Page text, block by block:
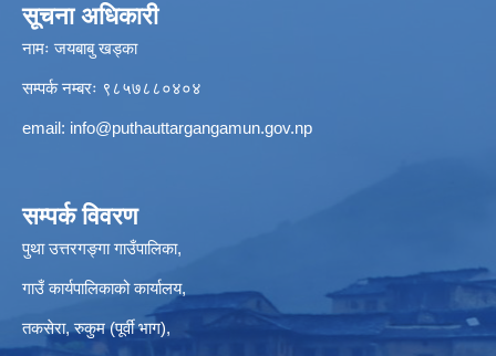
सूचना अधिकारी
नामः जयबाबु खड्का
सम्पर्क नम्बरः ९८५७८८०४०४
email: info@puthauttargangamun.gov.np
सम्पर्क विवरण
पुथा उत्तरगङ्गा गाउँपालिका,
गाउँ कार्यपालिकाको कार्यालय,
तकसेरा, रुकुम (पूर्वी भाग),